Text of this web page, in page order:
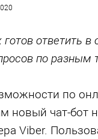
ответить
по разным
по
новый чат-бот
Viber.